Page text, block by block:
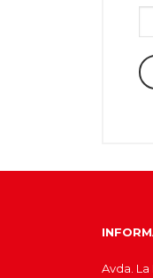
Avda. La